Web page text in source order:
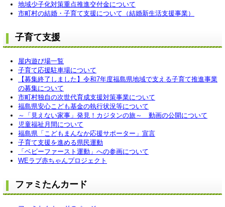
地域少子化対策重点推進交付金について
市町村の結婚・子育て支援について（結婚新生活支援事業）
子育て支援
屋内遊び場一覧
子育て応援駐車場について
【募集終了しました】令和7年度福島県地域で支える子育て推進事業
の募集について
市町村独自の次世代育成支援対策事業について
福島県安心こども基金の執行状況等について
～「見えない家事」発見！カジタンの旅～ 動画の公開について
児童福祉月間について
福島県「こどもまんなか応援サポーター」宣言
子育て支援を進める県民運動
「ベビーファースト運動」への参画について
WEラブ赤ちゃんプロジェクト
ファミたんカード